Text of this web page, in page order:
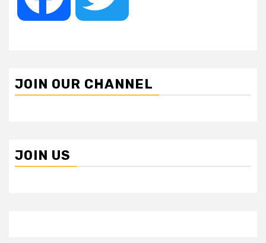
JOIN OUR CHANNEL
JOIN US